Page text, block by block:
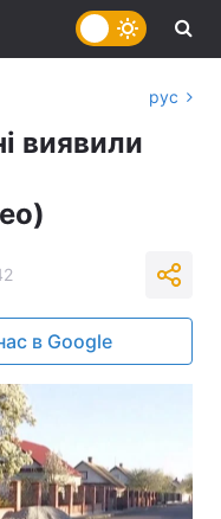
рус
виявили
в Google